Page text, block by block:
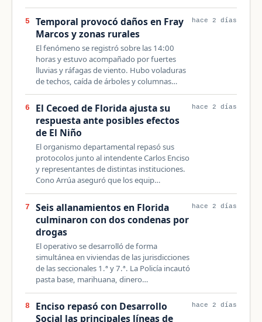
5
Temporal provocó daños en Fray
Marcos y zonas rurales
El fenómeno se registró sobre las 14:00
horas y estuvo acompañado por fuertes
lluvias y ráfagas de viento. Hubo voladuras
de techos, caída de árboles y columnas…
hace 2 días
6
El Cecoed de Florida ajusta su
respuesta ante posibles efectos
de El Niño
El organismo departamental repasó sus
protocolos junto al intendente Carlos Enciso
y representantes de distintas instituciones.
Cono Arrúa aseguró que los equip…
hace 2 días
7
Seis allanamientos en Florida
culminaron con dos condenas por
drogas
El operativo se desarrolló de forma
simultánea en viviendas de las jurisdicciones
de las seccionales 1.ª y 7.ª. La Policía incautó
pasta base, marihuana, dinero…
hace 2 días
8
Enciso repasó con Desarrollo
Social las principales líneas de
hace 2 días